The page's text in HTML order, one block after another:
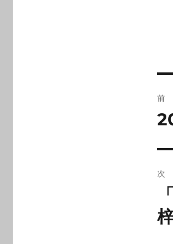
稿
ゲ
ー
前
前
投
稿:
次
の
投